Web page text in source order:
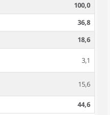
100,0
36,8
18,6
3,1
15,6
44,6